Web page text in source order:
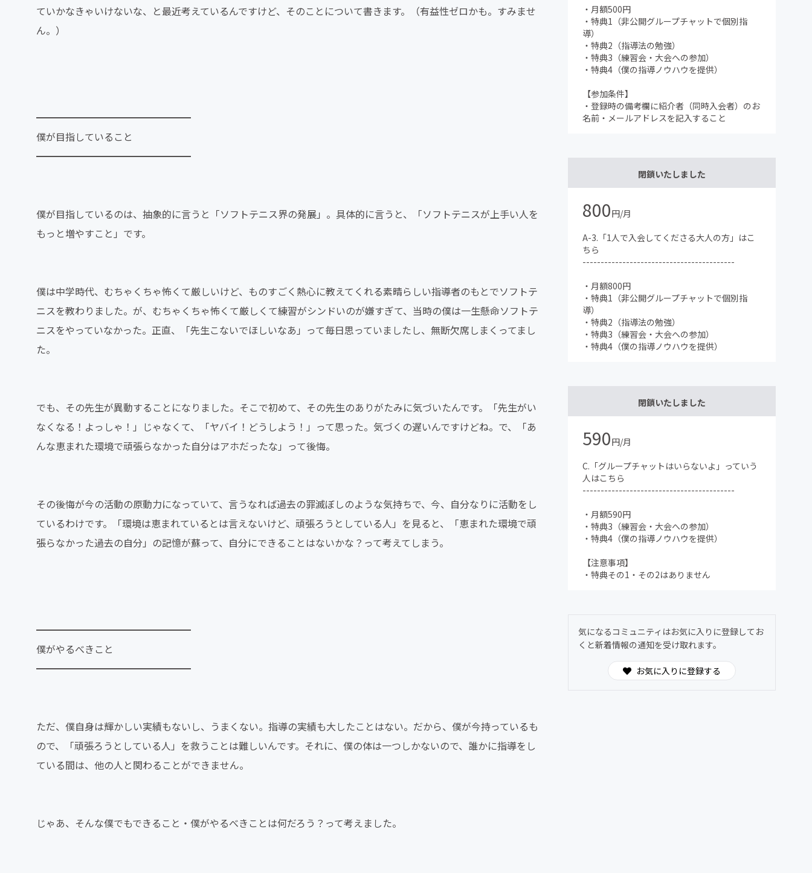
ていかなきゃいけないな、と最近考えているんですけど、そのことについて書きます。（有益性ゼロかも。すみませ
ん。）
━━━━━━━━━━━━━━━━
僕が目指していること
━━━━━━━━━━━━━━━━
僕が目指しているのは、抽象的に言うと「ソフトテニス界の発展」。具体的に言うと、「ソフトテニスが上手い人を
もっと増やすこと」です。
僕は中学時代、むちゃくちゃ怖くて厳しいけど、ものすごく熱心に教えてくれる素晴らしい指導者のもとでソフトテ
ニスを教わりました。が、むちゃくちゃ怖くて厳しくて練習がシンドいのが嫌すぎて、当時の僕は一生懸命ソフトテ
ニスをやっていなかった。正直、「先生こないでほしいなあ」って毎日思っていましたし、無断欠席しまくってまし
た。
でも、その先生が異動することになりました。そこで初めて、その先生のありがたみに気づいたんです。「先生がい
なくなる！よっしゃ！」じゃなくて、「ヤバイ！どうしよう！」って思った。気づくの遅いんですけどね。で、「あ
んな恵まれた環境で頑張らなかった自分はアホだったな」って後悔。
その後悔が今の活動の原動力になっていて、言うなれば過去の罪滅ぼしのような気持ちで、今、自分なりに活動をし
ているわけです。「環境は恵まれているとは言えないけど、頑張ろうとしている人」を見ると、「恵まれた環境で頑
張らなかった過去の自分」の記憶が蘇って、自分にできることはないかな？って考えてしまう。
━━━━━━━━━━━━━━━━
僕がやるべきこと
━━━━━━━━━━━━━━━━
ただ、僕自身は輝かしい実績もないし、うまくない。指導の実績も大したことはない。だから、僕が今持っているも
ので、「頑張ろうとしている人」を救うことは難しいんです。それに、僕の体は一つしかないので、誰かに指導をし
ている間は、他の人と関わることができません。
じゃあ、そんな僕でもできること・僕がやるべきことは何だろう？って考えました。
・月額500円
・特典1（非公開グループチャットで個別指
導）
・特典2（指導法の勉強）
・特典3（練習会・大会への参加）
・特典4（僕の指導ノウハウを提供）
【参加条件】
・登録時の備考欄に紹介者（同時入会者）のお
名前・メールアドレスを記入すること
閉鎖いたしました
800円/月
A-3.「1人で入会してくださる大人の方」はこ
ちら
------------------------------------------
・月額800円
・特典1（非公開グループチャットで個別指
導）
・特典2（指導法の勉強）
・特典3（練習会・大会への参加）
・特典4（僕の指導ノウハウを提供）
閉鎖いたしました
590円/月
C.「グループチャットはいらないよ」っていう
人はこちら
------------------------------------------
・月額590円
・特典3（練習会・大会への参加）
・特典4（僕の指導ノウハウを提供）
【注意事項】
・特典その1・その2はありません
気になるコミュニティはお気に入りに登録してお
くと新着情報の通知を受け取れます。
お気に入りに登録する